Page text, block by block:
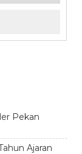
Pekan
Ajaran